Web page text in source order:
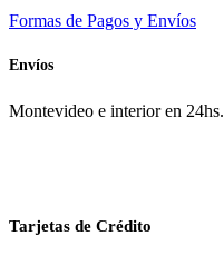
Formas de Pagos y Envíos
Envíos
Montevideo e interior en 24hs.
Tarjetas de Crédito